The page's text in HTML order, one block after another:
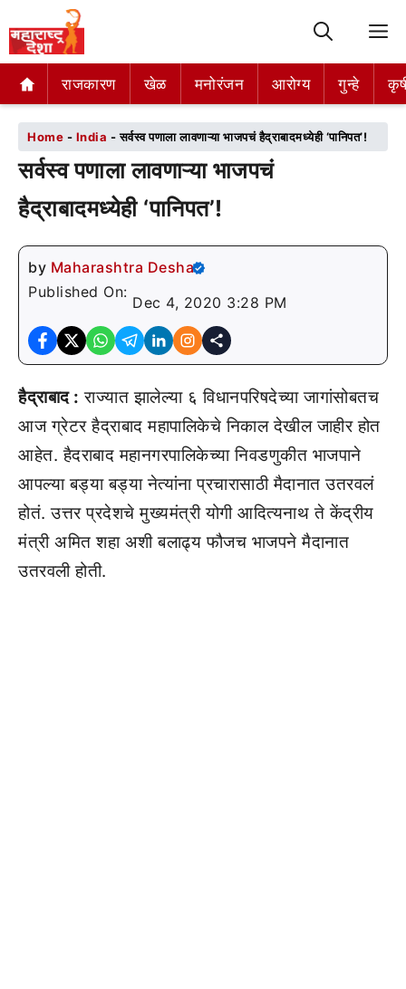
राजकारण खेळ मनोरंजन आरोग्य गुन्हे
राजकारण खेळ मनोरंजन आरोग्य गुन्हे
Home - India -सर्वस्व पणाला लावणाऱ्या भाजपचं हैद्राबादमध्येही ‘पानिपत’!
सर्वस्व पणाला लावणाऱ्या भाजपचं
हैद्राबादमध्येही ‘पानिपत’!
by Maharashtra Desha
Published On:
Dec 4, 2020 3:28 PM
हैद्राबाद : राज्यात झालेल्या ६ विधानपरिषदेच्या जागांसोबतच
आज ग्रेटर हैद्राबाद महापालिकेचे निकाल देखील जाहीर होत
आहेत. हैदराबाद महानगरपालिकेच्या निवडणुकीत भाजपाने
आपल्या बड्या बड्या नेत्यांना प्रचारासाठी मैदानात उतरवलं
होतं. उत्तर प्रदेशचे मुख्यमंत्री योगी आदित्यनाथ ते केंद्रीय
मंत्री अमित शहा अशी बलाढ्य फौजच भाजपने मैदानात
उतरवली होती.